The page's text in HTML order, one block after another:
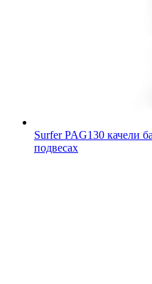
Surfer PAG130 качели
подвесах